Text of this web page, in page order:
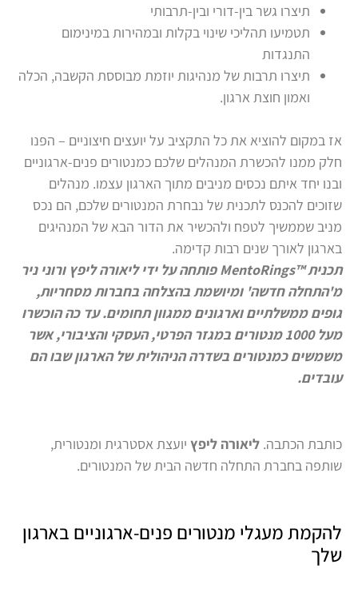
תיצרו גשר בין-דורי ובין-תרבותי
תטמיעו תהליכי שינוי בקלות ובמהירות במינימום
התנגדות
תיצרו תרבות של מנהיגות יוזמת מבוססת הקשבה, הכלה
ואמון חוצת ארגון.
אז במקום להוציא את כל התקציב על יועצים חיצוניים – הפנו
חלק ממנו להכשרת המנהלים שלכם כמנטורים פנים-ארגוניים
ובנו יחד איתם נכסים מניבים מתוך הארגון עצמו. מנהלים
שזוכים להכנס לתכנית של נבחרת המנטורים שלכם, הם נכס
מניב שממשיך לטפח ולהכשיר את הדור הבא של המנהיגים
בארגון לאורך שנים רבות קדימה.
תכנית ™MentoRings פותחה על ידי ליאורה ליפץ ורוני ניר
מ'התחלה חדשה' ומיושמת בהצלחה בחברות מסחריות,
גופים ממשלתיים וארגונים ממגוון תחומים. עד כה הוכשרו
מעל 1000 מנטורים במגזר הפרטי, העסקי והציבורי, אשר
משמשים כמנטורים בשדרה הניהולית של הארגון שבו הם
עובדים.
כותבת הכתבה. ליאורה ליפץ יועצת אסטרגית ומנטורית,
שותפה בחברת התחלה חדשה הבית של המנטורים.
להקמת מעגלי מנטורים פנים-ארגוניים בארגון
שלך